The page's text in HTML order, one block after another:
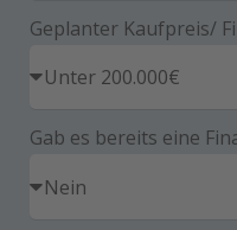
Geplanter Kaufpreis/
Gab es bereits eine